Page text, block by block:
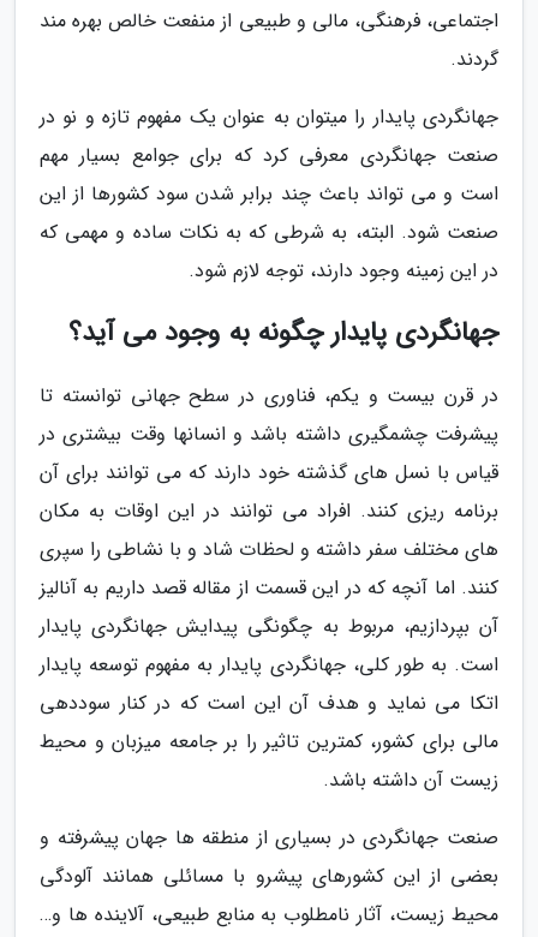
اجتماعی، فرهنگی، مالی و طبیعی از منفعت خالص بهره مند
گردند.
جهانگردی پایدار را میتوان به عنوان یک مفهوم تازه و نو در
صنعت جهانگردی معرفی کرد که برای جوامع بسیار مهم
است و می تواند باعث چند برابر شدن سود کشورها از این
صنعت شود. البته، به شرطی که به نکات ساده و مهمی که
در این زمینه وجود دارند، توجه لازم شود.
جهانگردی پایدار چگونه به وجود می آید؟
در قرن بیست و یکم، فناوری در سطح جهانی توانسته تا
پیشرفت چشمگیری داشته باشد و انسانها وقت بیشتری در
قیاس با نسل های گذشته خود دارند که می توانند برای آن
برنامه ریزی کنند. افراد می توانند در این اوقات به مکان
های مختلف سفر داشته و لحظات شاد و با نشاطی را سپری
کنند. اما آنچه که در این قسمت از مقاله قصد داریم به آنالیز
آن بپردازیم، مربوط به چگونگی پیدایش جهانگردی پایدار
است. به طور کلی، جهانگردی پایدار به مفهوم توسعه پایدار
اتکا می نماید و هدف آن این است که در کنار سوددهی
مالی برای کشور، کمترین تاثیر را بر جامعه میزبان و محیط
زیست آن داشته باشد.
صنعت جهانگردی در بسیاری از منطقه ها جهان پیشرفته و
بعضی از این کشورهای پیشرو با مسائلی همانند آلودگی
محیط زیست، آثار نامطلوب به منابع طبیعی، آلاینده ها و…